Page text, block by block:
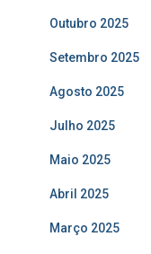
Outubro 2025
Setembro 2025
Agosto 2025
Julho 2025
Maio 2025
Abril 2025
Março 2025